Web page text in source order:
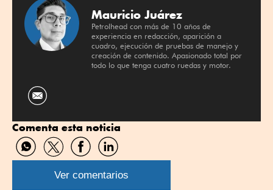
Mauricio Juárez
Petrolhead con más de 10 años de
experiencia en redacción, aparición a
cuadro, ejecución de pruebas de manejo y
creación de contenido. Apasionado total por
todo lo que tenga cuatro ruedas y motor.
Comenta esta noticia
Compartir
por
WhatsApp
Compartir
por
Twitter
Compartir
por
Facebook
Compartir
por
Linkedin
Ver comentarios